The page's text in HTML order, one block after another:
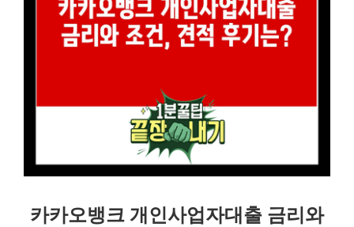
카카오뱅크 개인사업자대출 금리와